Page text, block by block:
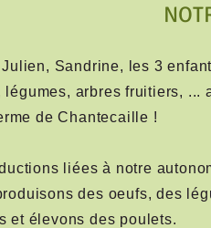
Sandrine, les 3
légumes, arbres fruitiers, ...
de Chantecaille !
liées à notre
des oeufs, des
et élevons des poulets.